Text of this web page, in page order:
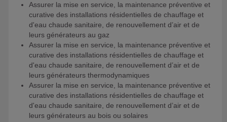
Assurer la mise en service, la maintenance préventive et
curative des installations résidentielles de chauffage et
d'eau chaude sanitaire, de renouvellement d’air et de
leurs générateurs au gaz
Assurer la mise en service, la maintenance préventive et
curative des installations résidentielles de chauffage et
d'eau chaude sanitaire, de renouvellement d’air et de
leurs générateurs thermodynamiques
Assurer la mise en service, la maintenance préventive et
curative des installations résidentielles de chauffage et
d'eau chaude sanitaire, de renouvellement d’air et de
leurs générateurs au bois ou solaires